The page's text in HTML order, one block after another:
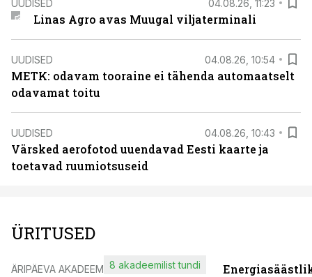
UUDISED 04.08.26, 11:23
Linas Agro avas Muugal viljaterminali
UUDISED 04.08.26, 10:54
METK: odavam tooraine ei tähenda automaatselt
odavamat toitu
UUDISED 04.08.26, 10:43
Värsked aerofotod uuendavad Eesti kaarte ja
toetavad ruumiotsuseid
ÜRITUSED
ÄRIPÄEVA AKADEEMIA8 akadeemilist tundi